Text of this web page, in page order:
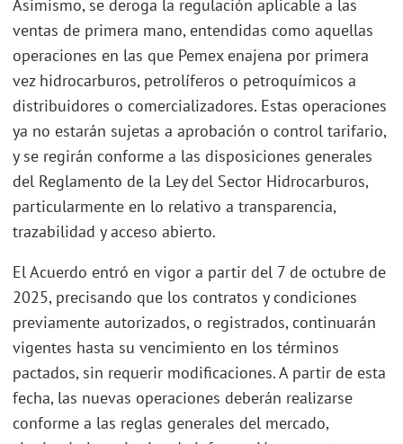
Asimismo, se deroga la regulación aplicable a las
ventas de primera mano, entendidas como aquellas
operaciones en las que Pemex enajena por primera
vez hidrocarburos, petrolíferos o petroquímicos a
distribuidores o comercializadores. Estas operaciones
ya no estarán sujetas a aprobación o control tarifario,
y se regirán conforme a las disposiciones generales
del Reglamento de la Ley del Sector Hidrocarburos,
particularmente en lo relativo a transparencia,
trazabilidad y acceso abierto.
El Acuerdo entró en vigor a partir del 7 de octubre de
2025, precisando que los contratos y condiciones
previamente autorizados, o registrados, continuarán
vigentes hasta su vencimiento en los términos
pactados, sin requerir modificaciones. A partir de esta
fecha, las nuevas operaciones deberán realizarse
conforme a las reglas generales del mercado,